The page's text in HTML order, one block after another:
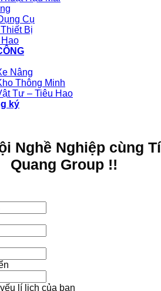
Cụ
Bị
Nâng
Thông Minh
Tư – Tiêu Hao
ký
Nghề Nghiệp cùng
Quang Group !!
lí lịch của bạn